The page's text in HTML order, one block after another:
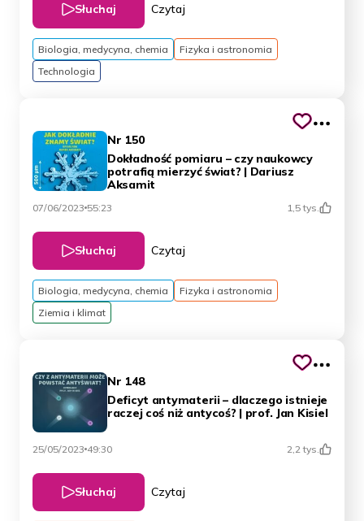
Słuchaj Czytaj
Biologia, medycyna, chemia
Fizyka i astronomia
Technologia
Nr 150
Dokładność pomiaru – czy naukowcy
potrafią mierzyć świat? | Dariusz
Aksamit
07/06/2023 55:23 1,5 tys.
Słuchaj Czytaj
Biologia, medycyna, chemia
Fizyka i astronomia
Ziemia i klimat
Nr 148
Deficyt antymaterii – dlaczego istnieje
raczej coś niż antycoś? | prof. Jan Kisiel
25/05/2023 49:30 2,2 tys.
Słuchaj Czytaj